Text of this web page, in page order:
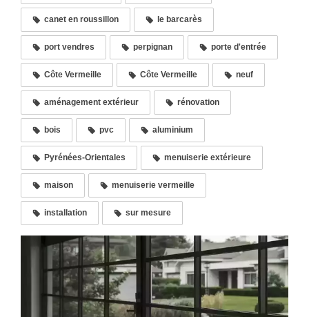
canet en roussillon le barcarès
port vendres perpignan porte d'entrée
Côte Vermeille Côte Vermeille neuf
aménagement extérieur rénovation
bois pvc aluminium
Pyrénées-Orientales menuiserie extérieure
maison menuiserie vermeille
installation sur mesure